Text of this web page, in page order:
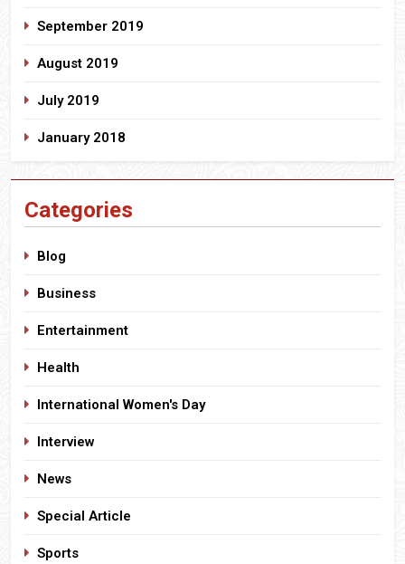
September 2019
August 2019
July 2019
January 2018
Categories
Blog
Business
Entertainment
Health
International Women's Day
Interview
News
Special Article
Sports